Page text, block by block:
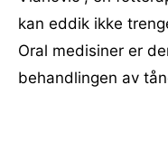
kan eddik ikke
Oral medisiner er
behandlingen av